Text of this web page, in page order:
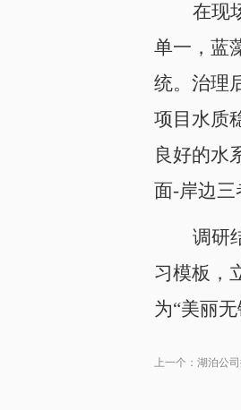
在现
单一，蓝
统。治理
项目水质
良好的水
面-岸边三
调研
习模板，
为“美丽
上一个： 湖泊公